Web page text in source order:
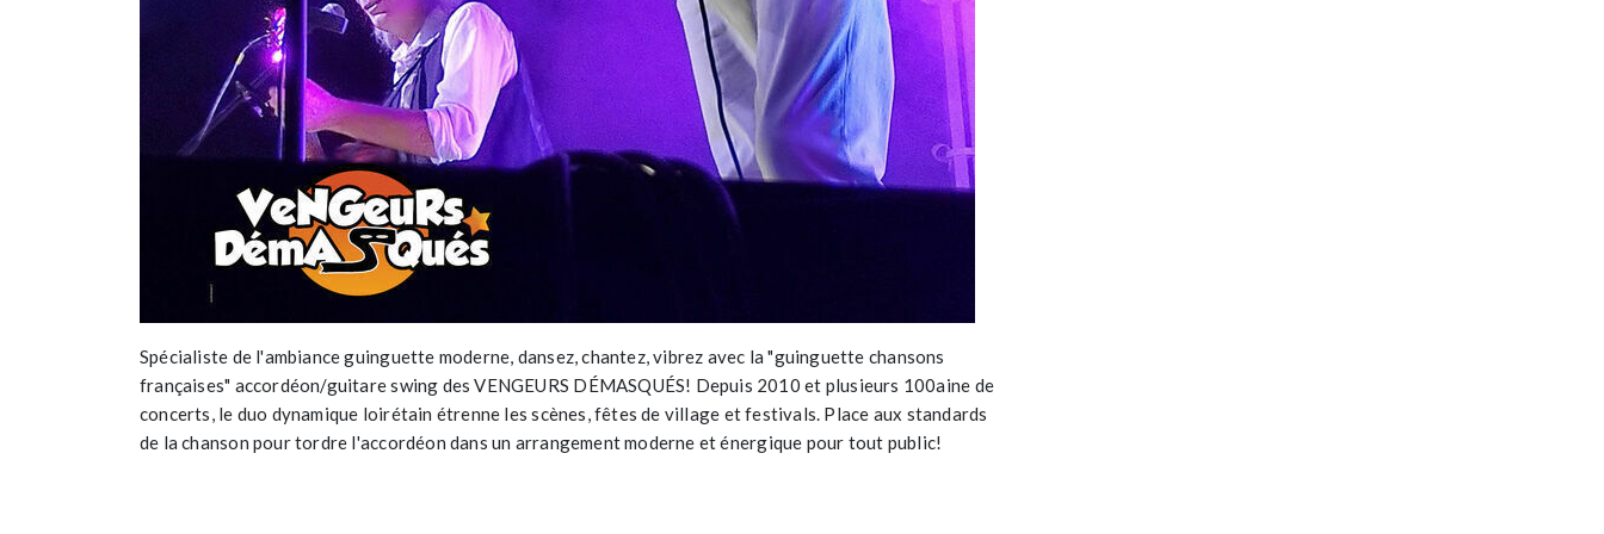
Spécialiste de l'ambiance guinguette moderne, dansez, chantez, vibrez avec la "guinguette chansons
françaises" accordéon/guitare swing des VENGEURS DÉMASQUÉS! Depuis 2010 et plusieurs 100aine de
concerts, le duo dynamique loirétain étrenne les scènes, fêtes de village et festivals. Place aux standards
de la chanson pour tordre l'accordéon dans un arrangement moderne et énergique pour tout public!